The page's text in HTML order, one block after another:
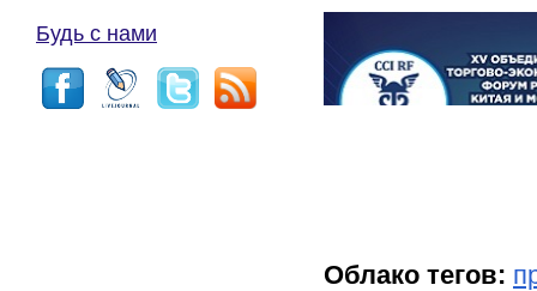
Будь с нами
Облако тегов: